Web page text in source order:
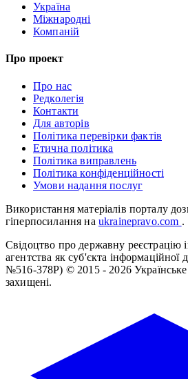
Україна
Міжнародні
Компаній
Про проект
Про нас
Редколегія
Контакти
Для авторів
Політика перевірки фактів
Етична політика
Політика виправлень
Політика конфіденційності
Умови надання послуг
Використання матеріалів порталу
гіперпосилання на ukrainepravo.com .
Свідоцтво про державну реєстрацію
агентства як суб'єкта інформаційної
№516-378Р) © 2015 - 2026
захищені.